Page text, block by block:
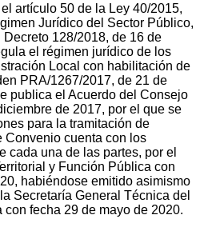
artículo 50 de la Ley 40/2015,
Jurídico del Sector Público,
128/2018, de 16 de
el régimen jurídico de los
Local con habilitación de
PRA/1267/2017, de 21 de
publica el Acuerdo del Consejo
de 2017, por el que se
para la tramitación de
Convenio cuenta con los
cada una de las partes, por el
y Función Pública con
habiéndose emitido asimismo
Secretaría General Técnica del
fecha 29 de mayo de 2020.